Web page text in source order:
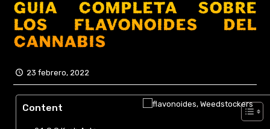
GUÍA COMPLETA SOBRE
LOS FLAVONOIDES DEL
CANNABIS
23 febrero, 2022
Content